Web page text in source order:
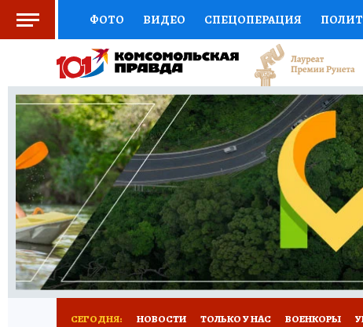
ФОТО ВИДЕО СПЕЦОПЕРАЦИЯ
СОЦПОДДЕРЖКА НАУКА СПОРТ
ВЫБОР ЭКСПЕРТОВ ДОКТОР ФИНАНСЫ
КНИЖНАЯ ПОЛКА ПРОГНОЗЫ НА СПОРТ
ПРЕСС-ЦЕНТР НЕДВИЖИМОСТЬ
РАДИО КП РЕКЛАМА ТЕСТЫ НОВОЕ
СЕГОДНЯ: НОВОСТИ ТОЛЬКО У НАС ВОЕНКОРЫ